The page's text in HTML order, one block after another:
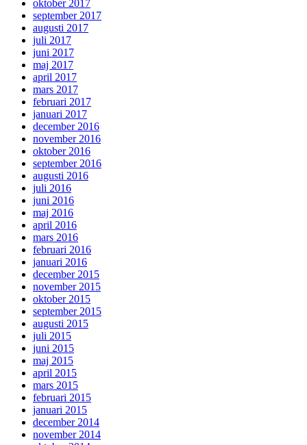
oktober 2017
september 2017
augusti 2017
juli 2017
juni 2017
maj 2017
april 2017
mars 2017
februari 2017
januari 2017
december 2016
november 2016
oktober 2016
september 2016
augusti 2016
juli 2016
juni 2016
maj 2016
april 2016
mars 2016
februari 2016
januari 2016
december 2015
november 2015
oktober 2015
september 2015
augusti 2015
juli 2015
juni 2015
maj 2015
april 2015
mars 2015
februari 2015
januari 2015
december 2014
november 2014